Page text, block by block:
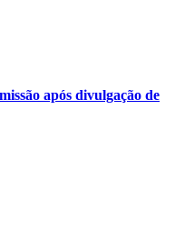
após divulgação de